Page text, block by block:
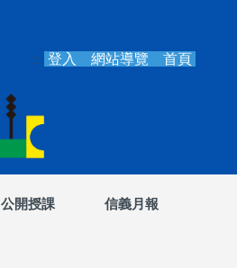
::: 登入 網站導覽 首頁
公開授課 信義月報